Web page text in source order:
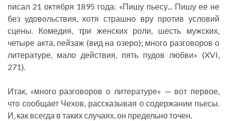
писал 21 октября 1895 года: «Пишу пьесу... Пишу ее не
без удовольствия, хотя страшно вру против условий
сцены. Комедия, три женских роли, шесть мужских,
четыре акта, пейзаж (вид на озеро); много разговоров о
литературе, мало действия, пять пудов любви» (XVI,
271).
Итак, «много разговоров о литературе» — вот первое,
что сообщает Чехов, рассказывая о содержании пьесы.
И, как всегда в таких случаях, он предельно точен.